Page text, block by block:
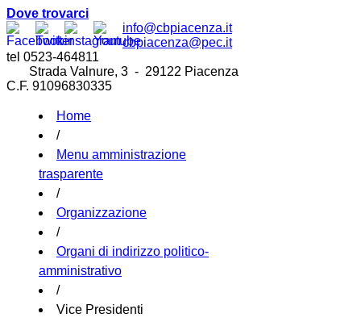
Dove trovarci
info@cbpiacenza.it
cbpiacenza@pec.it
tel 0523-464811
Strada Valnure, 3 - 29122 Piacenza
C.F. 91096830335
Home
/
Menu amministrazione
trasparente
/
Organizzazione
/
Organi di indirizzo politico-
amministrativo
/
Vice Presidenti